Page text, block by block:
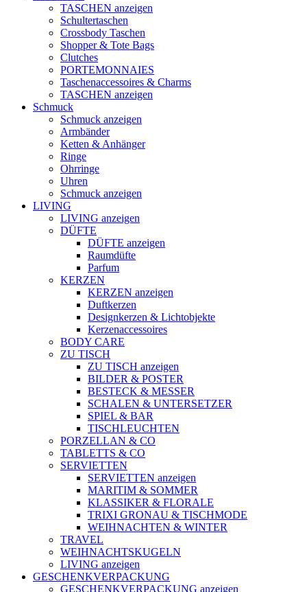
TASCHEN anzeigen
Schultertaschen
Crossbody Taschen
Shopper & Tote Bags
Clutches
PORTEMONNAIES
Taschenaccessoires & Charms
TASCHEN anzeigen
Schmuck
Schmuck anzeigen
Armbänder
Ketten & Anhänger
Ringe
Ohrringe
Uhren
Schmuck anzeigen
LIVING
LIVING anzeigen
DÜFTE
DÜFTE anzeigen
Raumdüfte
Parfum
KERZEN
KERZEN anzeigen
Duftkerzen
Designkerzen & Lichtobjekte
Kerzenaccessoires
BODY CARE
ZU TISCH
ZU TISCH anzeigen
BILDER & POSTER
BESTECK & MESSER
SCHALEN & UNTERSETZER
SPIEL & BAR
TISCHLEUCHTEN
PORZELLAN & CO
TABLETTS & CO
SERVIETTEN
SERVIETTEN anzeigen
MARITIM & SOMMER
KLASSIKER & FLORALE
TRIXI GRONAU & TISCHMODE
WEIHNACHTEN & WINTER
TRAVEL
WEIHNACHTSKUGELN
LIVING anzeigen
GESCHENKVERPACKUNG
GESCHENKVERPACKUNG anzeigen